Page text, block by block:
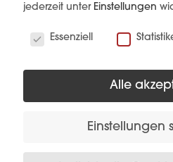
Diese Produkte
jederzeit unter Einstellungen
Essenziell
Alle
Einstellungen